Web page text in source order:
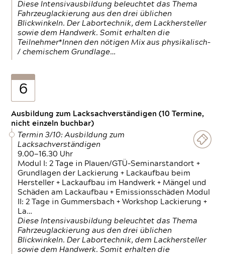
Diese Intensivausbildung beleuchtet das Thema
Fahrzeuglackierung aus den drei üblichen
Blickwinkeln. Der Labortechnik, dem Lackhersteller
sowie dem Handwerk. Somit erhalten die
Teilnehmer*Innen den nötigen Mix aus physikalisch-
/ chemischem Grundlage…
6
Ausbildung zum Lacksachverständigen (10 Termine,
nicht einzeln buchbar)
Termin 3/10: Ausbildung zum
Lacksachverständigen
9.00—16.30 Uhr
Modul I: 2 Tage in Plauen/GTÜ-Seminarstandort +
Grundlagen der Lackierung + Lackaufbau beim
Hersteller + Lackaufbau im Handwerk + Mängel und
Schäden am Lackaufbau + Emissionsschäden Modul
II: 2 Tage in Gummersbach + Workshop Lackierung +
La…
Diese Intensivausbildung beleuchtet das Thema
Fahrzeuglackierung aus den drei üblichen
Blickwinkeln. Der Labortechnik, dem Lackhersteller
sowie dem Handwerk. Somit erhalten die